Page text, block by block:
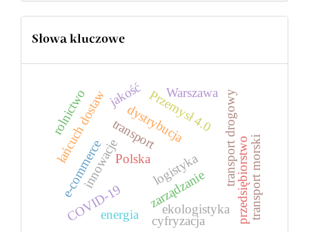
Słowa kluczowe
logistyka
transport
łańcuch dostaw
innowacje zarządzanie
transport drogowy
dystrybucja
przedsiębiorstwo
Przemysł 4.0
Polska
e-commerce
Warszawa
ekologistyka
COVID-19
energia
rolnictwo
cyfryzacja
transport morski
jakość